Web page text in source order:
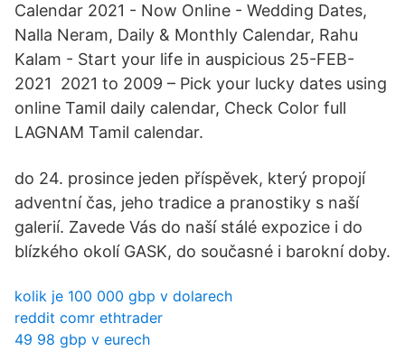
Calendar 2021 - Now Online - Wedding Dates,
Nalla Neram, Daily & Monthly Calendar, Rahu
Kalam - Start your life in auspicious 25-FEB-
2021 2021 to 2009 – Pick your lucky dates using
online Tamil daily calendar, Check Color full
LAGNAM Tamil calendar.
do 24. prosince jeden příspěvek, který propojí
adventní čas, jeho tradice a pranostiky s naší
galerií. Zavede Vás do naší stálé expozice i do
blízkého okolí GASK, do současné i barokní doby.
kolik je 100 000 gbp v dolarech
reddit comr ethtrader
49 98 gbp v eurech